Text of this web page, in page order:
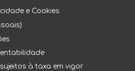
e Cookies
sujeitos à taxa em vigor